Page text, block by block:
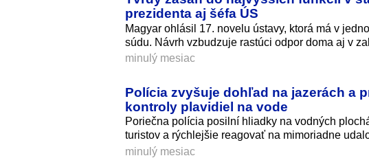
prezidenta aj šéfa ÚS
Magyar ohlásil 17. novelu ústavy, ktorá má v
súdu. Návrh vzbudzuje rastúci odpor doma aj v
minulý mesiac
Polícia zvyšuje dohľad na jazerách a
kontroly plavidiel na vode
Poriečna polícia posilní hliadky na vodných
turistov a rýchlejšie reagovať na mimoriadne
minulý mesiac